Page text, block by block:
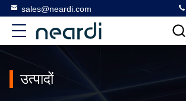
sales@neardi.com
उत्पादों